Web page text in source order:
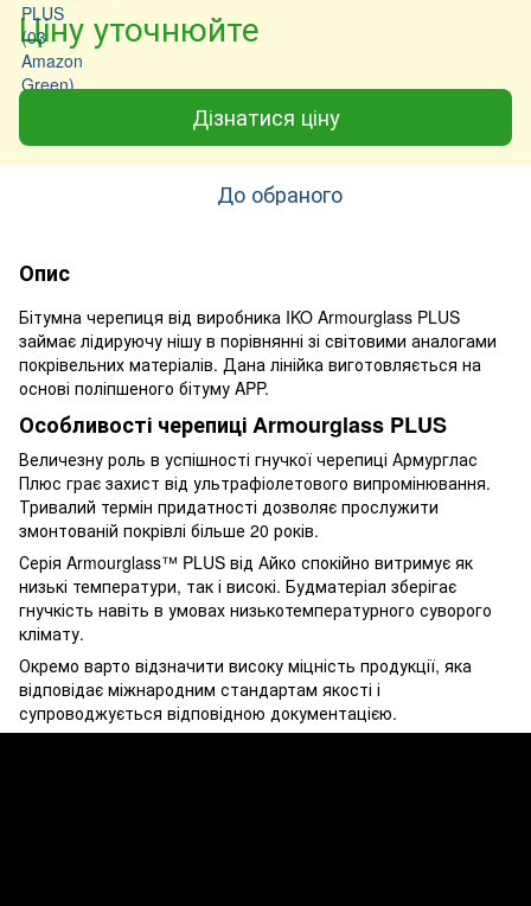
Ціну уточнюйте
Дізнатися ціну
До обраного
Опис
Бітумна черепиця від виробника IKO Armourglass PLUS
займає лідируючу нішу в порівнянні зі світовими аналогами
покрівельних матеріалів. Дана лінійка виготовляється на
основі поліпшеного бітуму APP.
Особливості черепиці Armourglass PLUS
Величезну роль в успішності гнучкої черепиці Армурглас
Плюс грає захист від ультрафіолетового випромінювання.
Тривалий термін придатності дозволяє прослужити
змонтованій покрівлі більше 20 років.
Серія Armourglass™ PLUS від Айко спокійно витримує як
низькі температури, так і високі. Будматеріал зберігає
гнучкість навіть в умовах низькотемпературного суворого
клімату.
Окремо варто відзначити високу міцність продукції, яка
відповідає міжнародним стандартам якості і
супроводжується відповідною документацією.